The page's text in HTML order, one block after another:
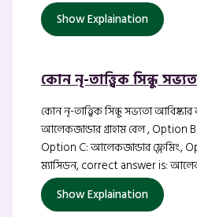
Show Explaination
কোন নৃ-তাত্ত্বিক সিন্ধু
কোন নৃ-তাত্ত্বিক সিন্ধু সভ্যতা
আলেকজান্ডার গ্রাহাম বেল , Option
Option C: আলেকজান্ডার ফ্লেমিং,
ম্যাসিডন, correct answer is:
Show Explaination